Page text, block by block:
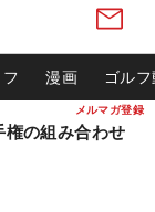
メルマガ登録
漫画 ゴル
の組み合わせ